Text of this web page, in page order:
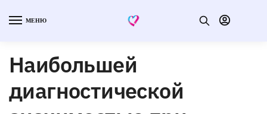
МЕНЮ
Наибольшей
диагностической